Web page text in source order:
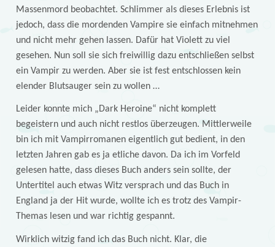
Massenmord beobachtet. Schlimmer als dieses Erlebnis ist
jedoch, dass die mordenden Vampire sie einfach mitnehmen
und nicht mehr gehen lassen. Dafür hat Violett zu viel
gesehen. Nun soll sie sich freiwillig dazu entschließen selbst
ein Vampir zu werden. Aber sie ist fest entschlossen kein
elender Blutsauger sein zu wollen …
Leider konnte mich „Dark Heroine“ nicht komplett
begeistern und auch nicht restlos überzeugen. Mittlerweile
bin ich mit Vampirromanen eigentlich gut bedient, in den
letzten Jahren gab es ja etliche davon. Da ich im Vorfeld
gelesen hatte, dass dieses Buch anders sein sollte, der
Untertitel auch etwas Witz versprach und das Buch in
England ja der Hit wurde, wollte ich es trotz des Vampir-
Themas lesen und war richtig gespannt.
Wirklich witzig fand ich das Buch nicht. Klar, die